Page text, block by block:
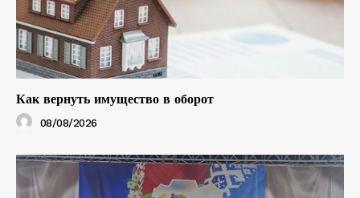
Как вернуть имущество в оборот
08/08/2026